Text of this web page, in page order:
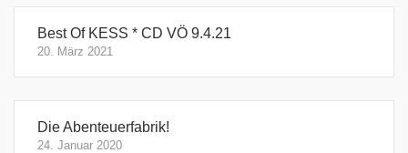
Best Of KESS * CD VÖ 9.4.21
20. März 2021
Die Abenteuerfabrik!
24. Januar 2020